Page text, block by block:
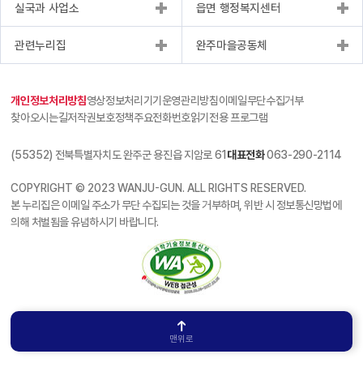
실국과 사업소 읍면 행정복지센터
관련누리집 완주마을공동체
개인정보처리방침영상정보처리기기운영관리방침이메일무단수집거부
찾아오시는길저작권보호정책주요전화번호읽기전용 프로그램
(55352) 전북특별자치도 완주군 용진읍 지암로 61 대표전화063-290-2114
COPYRIGHT © 2023 WANJU-GUN. ALL RIGHTS RESERVED.
본 누리집은 이메일 주소가 무단 수집되는 것을 거부하며, 위반 시 정보통신망법에
의해 처벌됨을 유념하시기 바랍니다.
맨위로